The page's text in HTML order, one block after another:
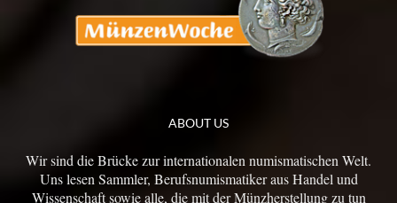
ABOUT US
Wir sind die Brücke zur internationalen numismatischen Welt.
Uns lesen Sammler, Berufsnumismatiker aus Handel und
Wissenschaft sowie alle, die mit der Münzherstellung zu tun